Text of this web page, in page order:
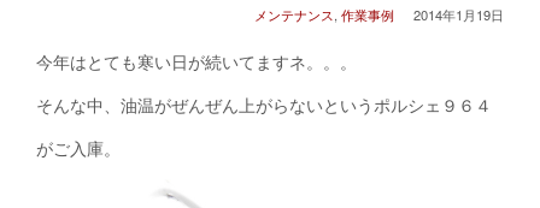
2014年1月19日
メンテナンス, 作業事例
今年はとても寒い日が続いてますネ。。。
そんな中、油温がぜんぜん上がらないというポルシェ９６４
がご入庫。